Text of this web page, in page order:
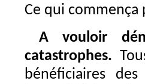
Ce qui commença
A vouloir
catastrophes.
bénéficiaires